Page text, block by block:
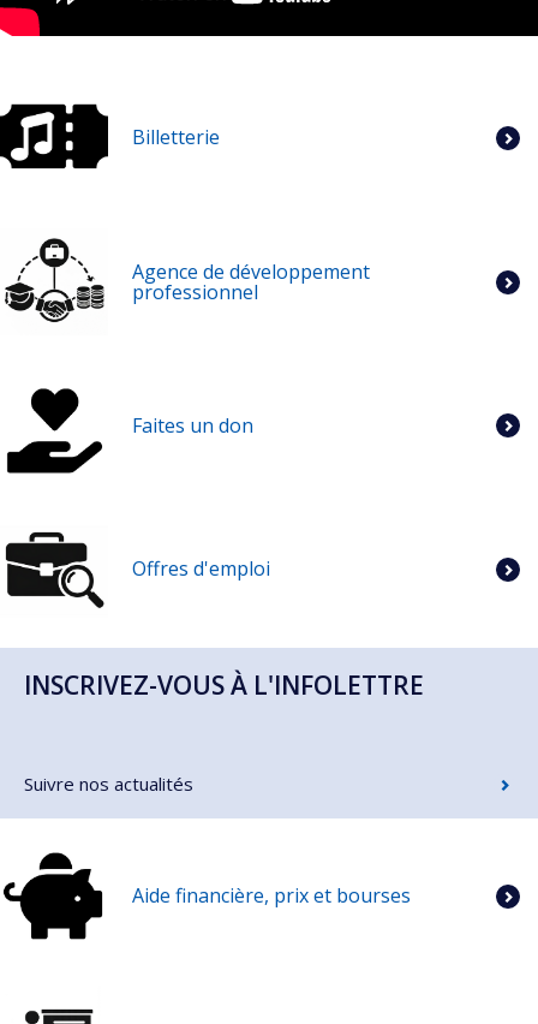
Billetterie
Agence de développement
professionnel
Faites un don
Offres d'emploi
INSCRIVEZ-VOUS À L'INFOLETTRE
Suivre nos actualités
Aide financière, prix et bourses